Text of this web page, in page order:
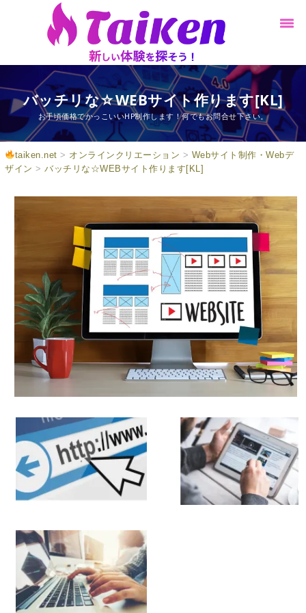
バッチリな☆WEBサイト作ります[KL]
お手頃価格でかっこいいHP制作します！何でもお問合せ下さい。
taiken.net > オンラインクリエーション > Webサイト制作・Webデ
ザイン > バッチリな☆WEBサイト作ります[KL]